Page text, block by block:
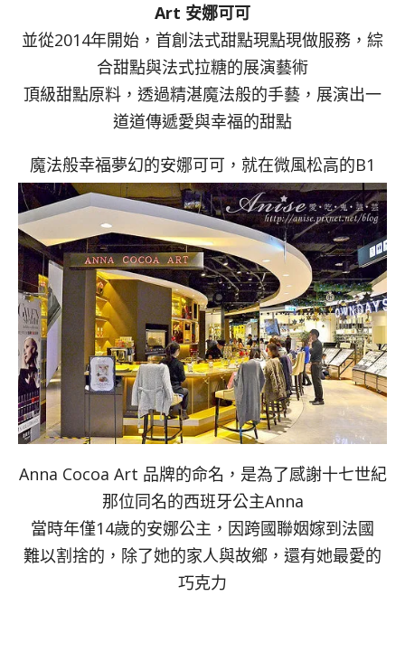
Art 安娜可可
並從2014年開始，首創法式甜點現點現做服務，綜
合甜點與法式拉糖的展演藝術
頂級甜點原料，透過精湛魔法般的手藝，展演出一
道道傳遞愛與幸福的甜點
魔法般幸福夢幻的安娜可可，就在微風松高的B1
Anna Cocoa Art 品牌的命名，是為了感謝十七世紀
那位同名的西班牙公主Anna
當時年僅14歲的安娜公主，因跨國聯姻嫁到法國
難以割捨的，除了她的家人與故鄉，還有她最愛的
巧克力